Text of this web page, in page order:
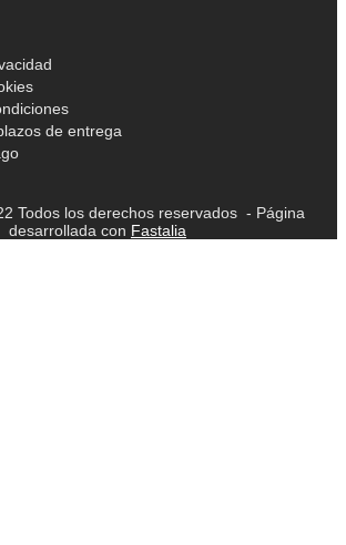
de entrega
Todos los derechos reservados - Página
desarrollada con Fastalia